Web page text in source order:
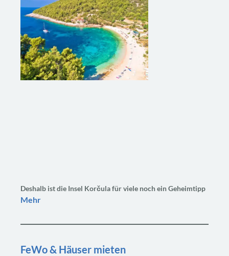
Deshalb ist die Insel Korčula für viele noch ein Geheimtipp
Mehr
FeWo & Häuser mieten